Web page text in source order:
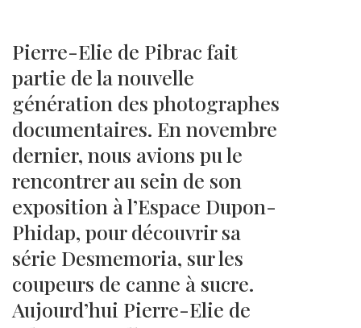
Pierre-Elie de Pibrac fait
partie de la nouvelle
génération des photographes
documentaires. En novembre
dernier, nous avions pu le
rencontrer au sein de son
exposition à l’Espace Dupon-
Phidap, pour découvrir sa
série Desmemoria, sur les
coupeurs de canne à sucre.
Aujourd’hui Pierre-Elie de